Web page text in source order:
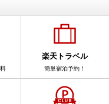
楽天トラベル
簡単宿泊予約！